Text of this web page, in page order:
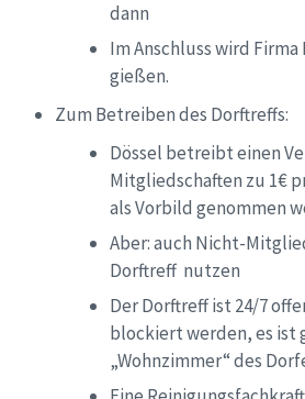
dann
Im Anschluss wird
gießen.
Zum Betreiben des Dorftreffs:
Dössel betreibt einen
Mitgliedschaften zu 1€
als Vorbild genommen
Aber: auch Nicht-
Dorftreff nutzen
Der Dorftreff ist 24/7
blockiert werden, es ist
„Wohnzimmer“ des